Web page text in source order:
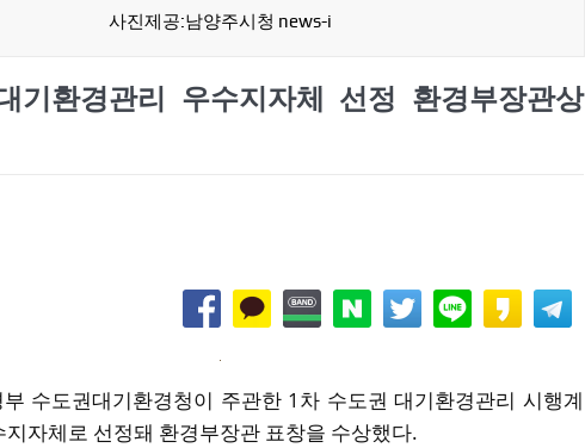
사진제공:남양주시청 news-i
기환경관리 우수지자체 선정 환경부장관상
수도권대기환경청이 주관한 1차 수도권 대기환경관리 시행계
지자체로 선정돼 환경부장관 표창을 수상했다.